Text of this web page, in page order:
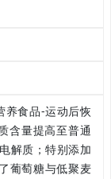
养食品-运动后恢
含量提高至普通
解质；特别添加
葡萄糖与低聚麦